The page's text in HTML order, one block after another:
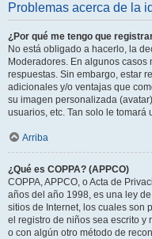
Problemas acerca de la
¿Por qué me tengo que
No está obligado a hacerlo, la
Moderadores. En algunos
respuestas. Sin embargo, estar
adicionales y/o ventajas que
su imagen personalizada
usuarios, etc. Tan solo le
Arriba
¿Qué es COPPA? (APPCO)
COPPA, APPCO, o Acta de
años del año 1998, es una ley
sitios de Internet, los cuales son
el registro de niños sea escrito y
o con algún otro método de